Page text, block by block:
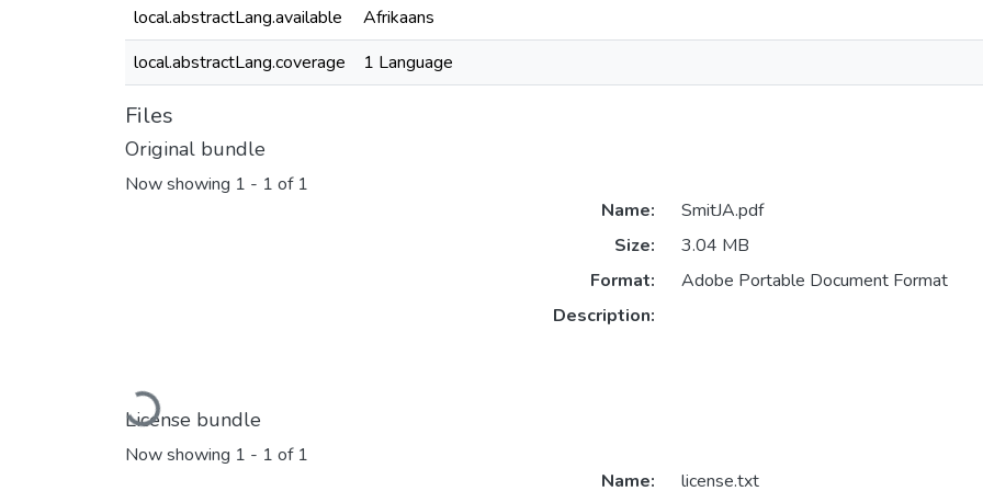
local.abstractLang.available
Afrikaans
local.abstractLang.coverage
1 Language
Files
Original bundle
Now showing 1 - 1 of 1
Loading...
Name:
SmitJA.pdf
Size:
3.04 MB
Format:
Adobe Portable Document Format
Description:
License bundle
Now showing 1 - 1 of 1
Name:
license.txt